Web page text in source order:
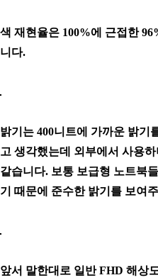
색 재현율은 100%에 근접한
니다.
밝기는 400니트에 가까운 밝기
고 생각했는데 외부에서 사용
같습니다. 보통 보급형 노트북
기 때문에 준수한 밝기를 보여
앞서 말한대로 일반 FHD 해상